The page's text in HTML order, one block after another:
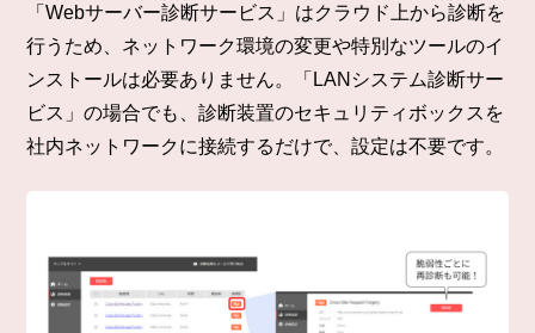
「Webサーバー診断サービス」はクラウド上から診断を
行うため、ネットワーク環境の変更や特別なツールのイ
ンストールは必要ありません。「LANシステム診断サー
ビス」の場合でも、診断装置のセキュリティボックスを
社内ネットワークに接続するだけで、設定は不要です。